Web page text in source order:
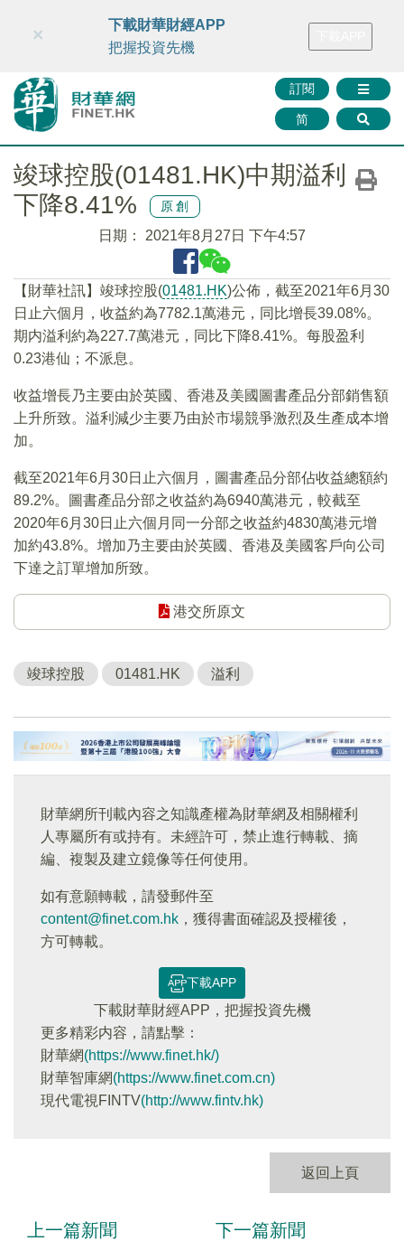
財華智庫網 FINTV FINMETA 財華證券 媒體矩陣
訂閱
简
×
下載財華財經APP
把握投資先機
竣球控股(01481.HK)中期溢利
下降8.41%
原創
日期： 2021年8月27日 下午4:57
【財華社訊】竣球控股(01481.HK)公佈，截至2021年6月30
日止六個月，收益約為7782.1萬港元，同比增長39.08%。
期内溢利約為227.7萬港元，同比下降8.41%。每股盈利
0.23港仙；不派息。
收益增長乃主要由於英國、香港及美國圖書產品分部銷售額
上升所致。溢利減少主要乃由於市場競爭激烈及生產成本增
加。
截至2021年6月30日止六個月，圖書產品分部佔收益總額約
89.2%。圖書產品分部之收益約為6940萬港元，較截至
2020年6月30日止六個月同一分部之收益約4830萬港元增
加約43.8%。增加乃主要由於英國、香港及美國客戶向公司
下達之訂單增加所致。
港交所原文
竣球控股 01481.HK 溢利
財華網所刊載內容之知識產權為財華網及相關權利
人專屬所有或持有。未經許可，禁止進行轉載、摘
編、複製及建立鏡像等任何使用。
如有意願轉載，請發郵件至
content@finet.com.hk ，獲得書面確認及授權後，
方可轉載。
下載APP
下載財華財經APP，把握投資先機
更多精彩内容，請點擊：
財華網(https://www.finet.hk/)
財華智庫網(https://www.finet.com.cn)
現代電視FINTV(http://www.fintv.hk)
返回上頁
上一篇新聞 下一篇新聞